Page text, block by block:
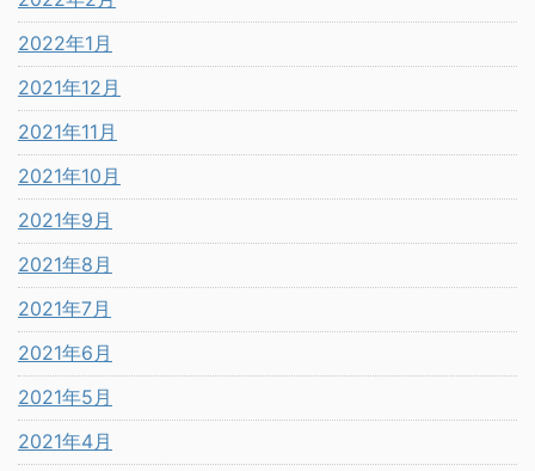
2022年1月
2021年12月
2021年11月
2021年10月
2021年9月
2021年8月
2021年7月
2021年6月
2021年5月
2021年4月